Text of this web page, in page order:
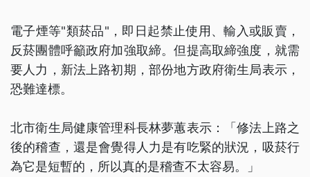
電子煙等"類菸品"，即日起禁止使用、輸入或販賣，
反菸團體呼籲政府加強取締。但提高取締強度，就需
要人力，新法上路初期，部份地方政府衛生局表示，
恐難達標。
北市衛生局健康管理科長林夢蕙表示：「修法上路之
後的稽查，還是會覺得人力是有吃緊的狀況，吸菸行
為它是短暫的，所以真的是稽查不太容易。」